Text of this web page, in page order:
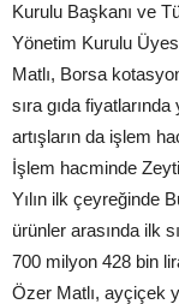
Kurulu Başkanı ve
Yönetim Kurulu
Matlı, Borsa
sıra gıda
artışların da işlem
İşlem hacminde
Yılın ilk çeyreğinde
ürünler arasında ilk
700 milyon 428 bin
Özer Matlı, ayçiçek